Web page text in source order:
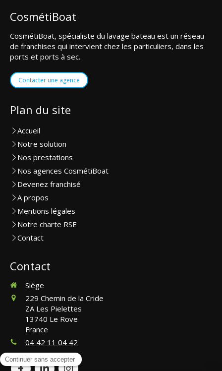
CosmétiBoat
CosmétiBoat, spécialiste du lavage bateau est un réseau
de franchises qui intervient chez les particuliers, dans les
ports et ports à sec.
Contacter une agence
Plan du site
Accueil
Notre solution
Nos prestations
Nos agences CosmétiBoat
Devenez franchisé
A propos
Mentions légales
Notre charte RSE
Contact
Contact
Siège
229 Chemin de la Cride
ZA Les Pielettes
13740 Le Rove
France
04 42 11 04 42